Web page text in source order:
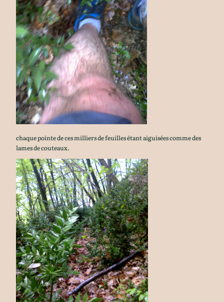
chaque pointe de ces milliers de feuilles étant aiguisées comme des
lames de couteaux.